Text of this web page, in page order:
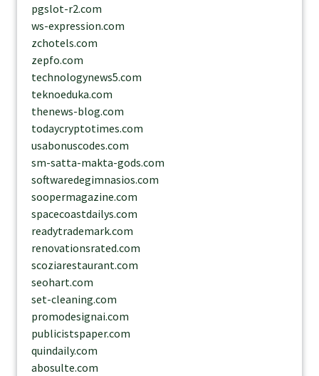
pgslot-r2.com
ws-expression.com
zchotels.com
zepfo.com
technologynews5.com
teknoeduka.com
thenews-blog.com
todaycryptotimes.com
usabonuscodes.com
sm-satta-makta-gods.com
softwaredegimnasios.com
soopermagazine.com
spacecoastdailys.com
readytrademark.com
renovationsrated.com
scoziarestaurant.com
seohart.com
set-cleaning.com
promodesignai.com
publicistspaper.com
quindaily.com
abosulte.com